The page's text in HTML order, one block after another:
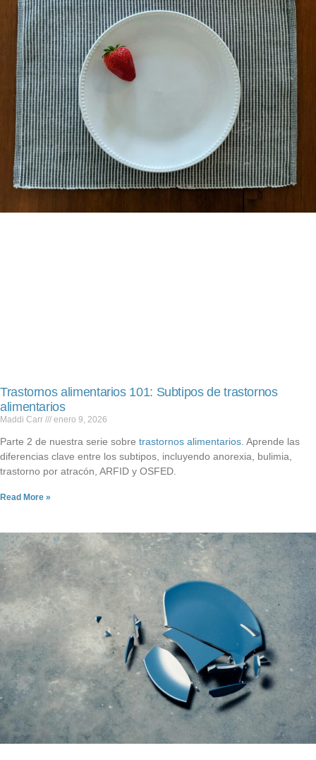
Trastornos alimentarios 101: Subtipos de trastornos
alimentarios
Maddi Carr enero 9, 2026
Parte 2 de nuestra serie sobre trastornos alimentarios. Aprende las
diferencias clave entre los subtipos, incluyendo anorexia, bulimia,
trastorno por atracón, ARFID y OSFED.
Read More »